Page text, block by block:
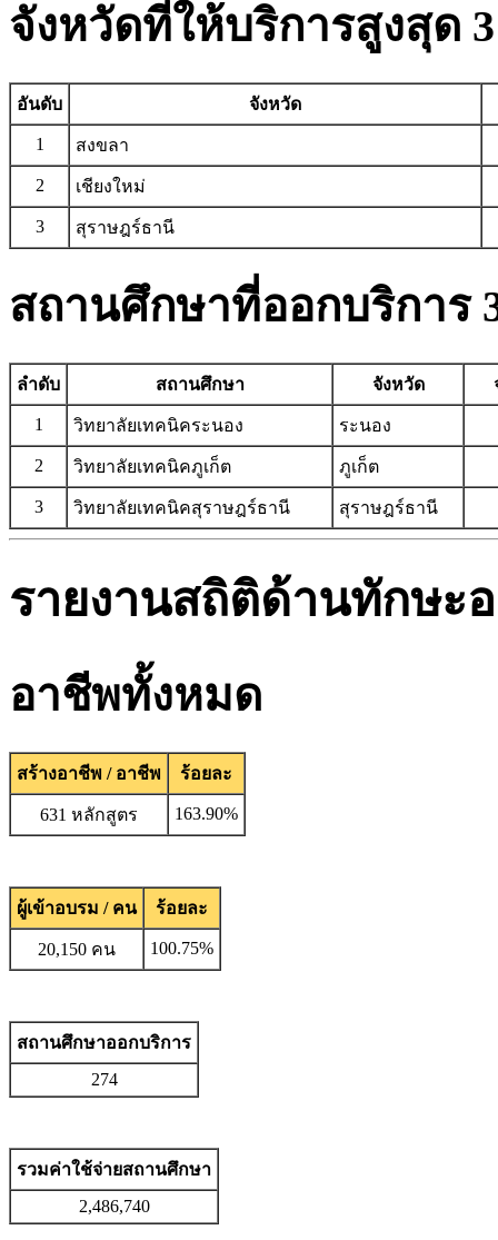
จังหวัดที่ให้บริการสูงสุด
อันดับ จังหวัด
1 สงขลา
2 เชียงใหม่
3 สุราษฎร์ธานี
สถานศึกษาที่ออกบริการ
ลำดับ สถานศึกษา จังหวัด
1 วิทยาลัยเทคนิคระนอง ระนอง
2 วิทยาลัยเทคนิคภูเก็ต ภูเก็ต
3 วิทยาลัยเทคนิคสุราษฎร์ธานี สุราษฎร์ธานี
รายงานสถิติด้านทักษะ
อาชีพทั้งหมด
สร้างอาชีพ / อาชีพ ร้อยละ
631 หลักสูตร 163.90%
ผู้เข้าอบรม / คน ร้อยละ
20,150 คน 100.75%
สถานศึกษาออกบริการ
274
รวมค่าใช้จ่ายสถานศึกษา
2,486,740